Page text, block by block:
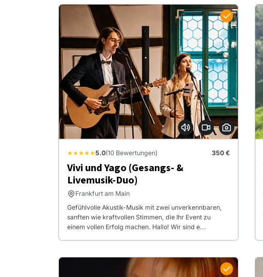
★★★★★5.0(10 Bewertungen) 350 €
Vivi und Yago (Gesangs- &
Livemusik-Duo)
Frankfurt am Main
Gefühlvolle Akustik-Musik mit zwei unverkennbaren,
sanften wie kraftvollen Stimmen, die Ihr Event zu
einem vollen Erfolg machen. Hallo! Wir sind e...